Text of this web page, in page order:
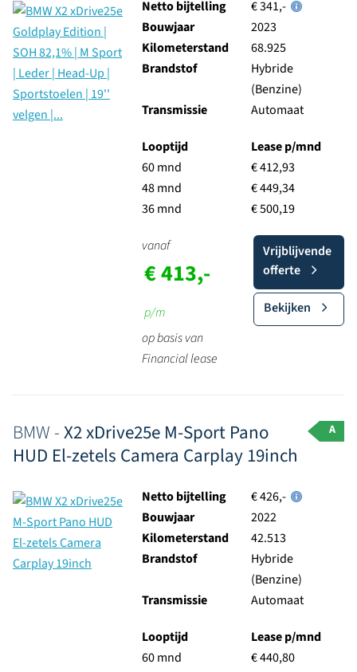
Netto bijtelling
€ 341,-
Bouwjaar
2023
Kilometerstand
68.925
Brandstof
Hybride
(Benzine)
Transmissie
Automaat
Looptijd
60 mnd
48 mnd
36 mnd
Lease p/mnd
€ 412,93
€ 449,34
€ 500,19
vanaf
€ 413,-
p/m
op basis van
Financial lease
Vrijblijvende
offerte
Bekijken
BMW -X2 xDrive25e M-Sport Pano
HUD El-zetels Camera Carplay 19inch
A
Netto bijtelling
€ 426,-
Bouwjaar
2022
Kilometerstand
42.513
Brandstof
Hybride
(Benzine)
Transmissie
Automaat
Looptijd
60 mnd
Lease p/mnd
€ 440,80